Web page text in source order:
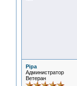
Pipa
Администратор
Ветеран